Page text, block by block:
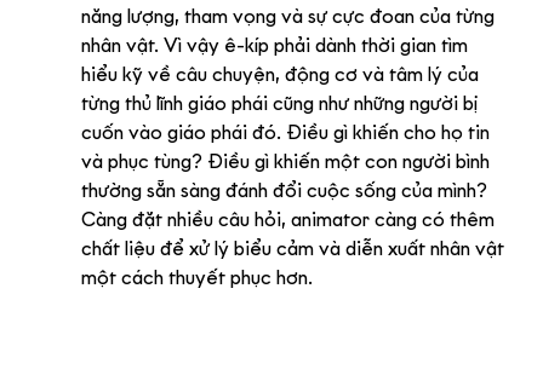
năng lượng, tham vọng và sự cực đoan của từng
nhân vật. Vì vậy ê-kíp phải dành thời gian tìm
hiểu kỹ về câu chuyện, động cơ và tâm lý của
từng thủ lĩnh giáo phái cũng như những người bị
cuốn vào giáo phái đó. Điều gì khiến cho họ tin
và phục tùng? Điều gì khiến một con người bình
thường sẵn sàng đánh đổi cuộc sống của mình?
Càng đặt nhiều câu hỏi, animator càng có thêm
chất liệu để xử lý biểu cảm và diễn xuất nhân vật
một cách thuyết phục hơn.